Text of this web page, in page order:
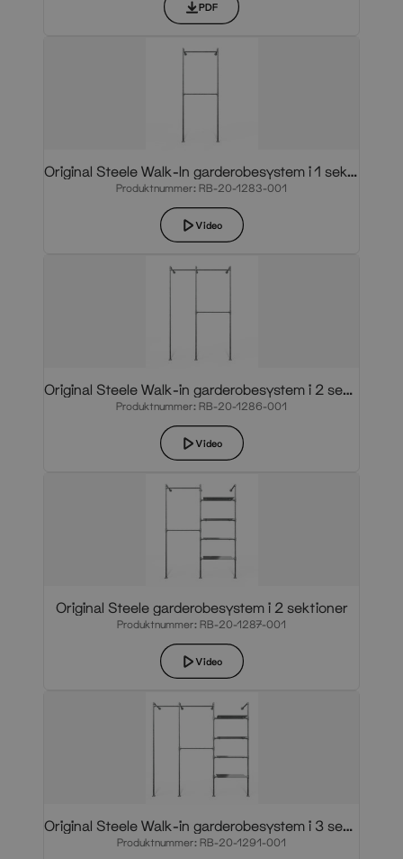
PDF
Original Steele Walk-In garderobesystem i 1 sektion
Produktnummer: RB-20-1283-001
Video
Original Steele Walk-in garderobesystem i 2 sektioner
Produktnummer: RB-20-1286-001
Video
Original Steele garderobesystem i 2 sektioner
Produktnummer: RB-20-1287-001
Video
Original Steele Walk-in garderobesystem i 3 sektioner
Produktnummer: RB-20-1291-001